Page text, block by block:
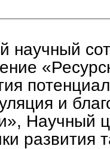
научный
и
Научный
развития